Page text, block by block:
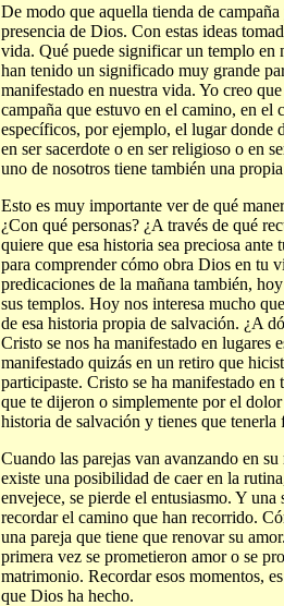
De modo que aquella tienda de
presencia de Dios. Con estas ideas
vida. Qué puede significar un templo en
han tenido un significado muy grande
manifestado en nuestra vida. Yo creo
campaña que estuvo en el camino, en el
específicos, por ejemplo, el lugar donde
en ser sacerdote o en ser religioso o en
uno de nosotros tiene también una
Esto es muy importante ver de qué
¿Con qué personas? ¿A través de qué
quiere que esa historia sea preciosa
para comprender cómo obra Dios en tu
predicaciones de la mañana también,
sus templos. Hoy nos interesa mucho
de esa historia propia de salvación. ¿A
Cristo se nos ha manifestado en lugares
manifestado quizás en un retiro que
participaste. Cristo se ha manifestado
que te dijeron o simplemente por el
historia de salvación y tienes que tenerla
Cuando las parejas van avanzando en
existe una posibilidad de caer en la
envejece, se pierde el entusiasmo. Y una
recordar el camino que han recorrido.
una pareja que tiene que renovar su
primera vez se prometieron amor o se
matrimonio. Recordar esos momentos,
que Dios ha hecho.